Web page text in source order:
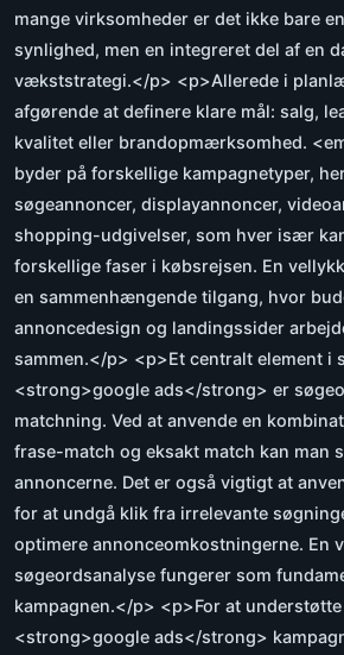
mange virksomheder er det ikke bare
synlighed, men en integreret del af en
vækststrategi.</p> <p>Allerede i
afgørende at definere klare mål: salg,
kvalitet eller brandopmærksomhed.
byder på forskellige kampagnetyper,
søgeannoncer, displayannoncer,
shopping-udgivelser, som hver især
forskellige faser i købsrejsen. En
en sammenhængende tilgang, hvor
annoncedesign og landingssider
sammen.</p> <p>Et centralt element i
<strong>google ads</strong> er
matchning. Ved at anvende en
frase-match og eksakt match kan man
annoncerne. Det er også vigtigt at
for at undgå klik fra irrelevante
optimere annonceomkostningerne. En
søgeordsanalyse fungerer som
kampagnen.</p> <p>For at
<strong>google ads</strong>